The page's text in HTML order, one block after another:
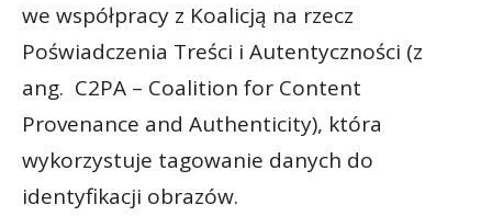
we współpracy z Koalicją na rzecz
Poświadczenia Treści i Autentyczności (z
ang. C2PA – Coalition for Content
Provenance and Authenticity), która
wykorzystuje tagowanie danych do
identyfikacji obrazów.